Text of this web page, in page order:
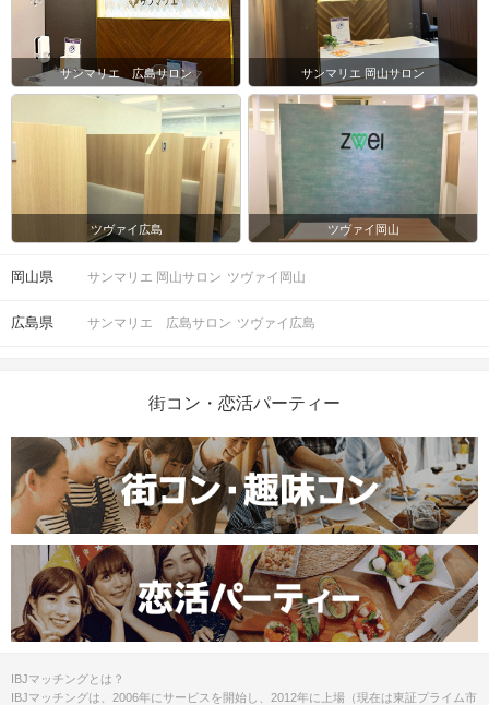
サンマリエ 広島サロン サンマリエ 岡山サロン
ツヴァイ広島 ツヴァイ岡山
岡山県 サンマリエ 岡山サロン ツヴァイ岡山
広島県 サンマリエ 広島サロン ツヴァイ広島
街コン・恋活パーティー
IBJマッチングとは？
IBJマッチングは、2006年にサービスを開始し、2012年に上場（現在は東証プライム市